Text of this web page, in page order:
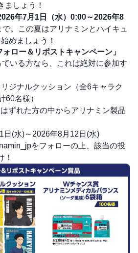
ましょう！
年7月1日（水）0:00～2026年8
で。この夏はアリナミンとハイキュ
めましょう！
ロー＆リポストキャンペーン」
いる方なら、これは絶対に参加す
ジナルクッション（全6キャラク
60名様）
ずれた方の中からアリナミン製品
日(水)～2026年8月12日(水)
をフォローの上、該当の投
！